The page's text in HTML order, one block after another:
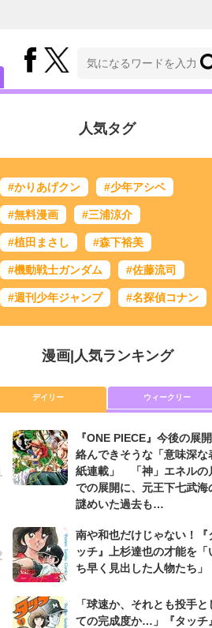
人気タグ
#かりあげクン #少年アシベ
#無料漫画 #三浦涼介
#植田まさし #森下裕美
#機動戦士ガンダム #佐藤流司
#週刊少年ジャンプ #名探偵コナン
漫画| 人気ランキング
デイリー ウィークリー
『ONE PIECE』今後の展
絡んできそうな「意味深な
紙連載」 「神」エネルの
での展開に、元王下七武海
謎めいた過去も…
南や和也だけじゃない！『
ッチ』上杉達也の才能を「
ち早く見出した人物たち」
「球速か、それとも投手と
ての完成度か…」『タッチ』